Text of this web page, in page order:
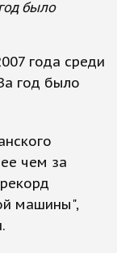
было
года среди
год было
чем за
машины",